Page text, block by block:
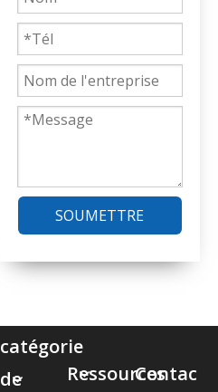
SOUMETTRE
catégorie
de
RessourcesContac